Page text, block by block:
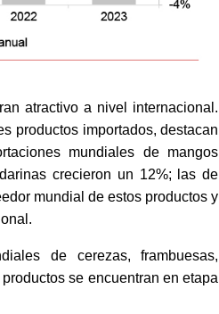
atractivo a nivel internacional.
productos importados, destacan
mundiales de mangos
crecieron un 12%; las de
mundial de estos productos y
de cerezas, frambuesas,
se encuentran en etapa